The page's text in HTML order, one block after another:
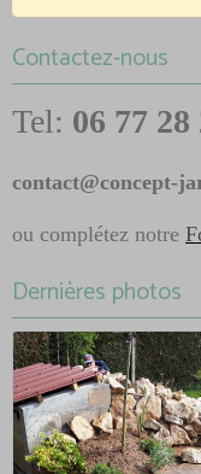
Contactez-nous
Tel: 06 77 28
contact@concept-
ou complétez notre
Dernières photos